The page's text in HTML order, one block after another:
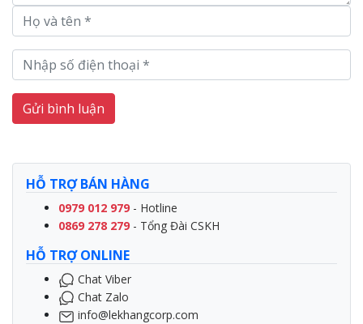
Gửi bình luận
HỖ TRỢ BÁN HÀNG
0979 012 979 - Hotline
0869 278 279 - Tổng Đài CSKH
HỖ TRỢ ONLINE
Chat Viber
Chat Zalo
info@lekhangcorp.com